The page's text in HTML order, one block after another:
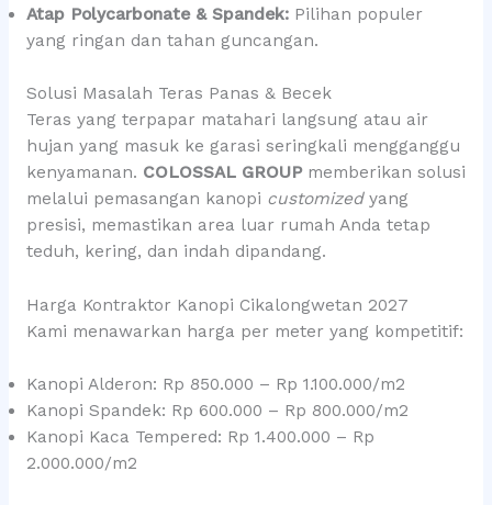
Atap Polycarbonate & Spandek:Pilihan populer
yang ringan dan tahan guncangan.
Solusi Masalah Teras Panas & Becek
Teras yang terpapar matahari langsung atau air
hujan yang masuk ke garasi seringkali mengganggu
kenyamanan. COLOSSAL GROUPmemberikan solusi
melalui pemasangan kanopi customizedyang
presisi, memastikan area luar rumah Anda tetap
teduh, kering, dan indah dipandang.
Harga Kontraktor Kanopi Cikalongwetan 2027
Kami menawarkan harga per meter yang kompetitif:
Kanopi Alderon: Rp 850.000 – Rp 1.100.000/m2
Kanopi Spandek: Rp 600.000 – Rp 800.000/m2
Kanopi Kaca Tempered: Rp 1.400.000 – Rp
2.000.000/m2